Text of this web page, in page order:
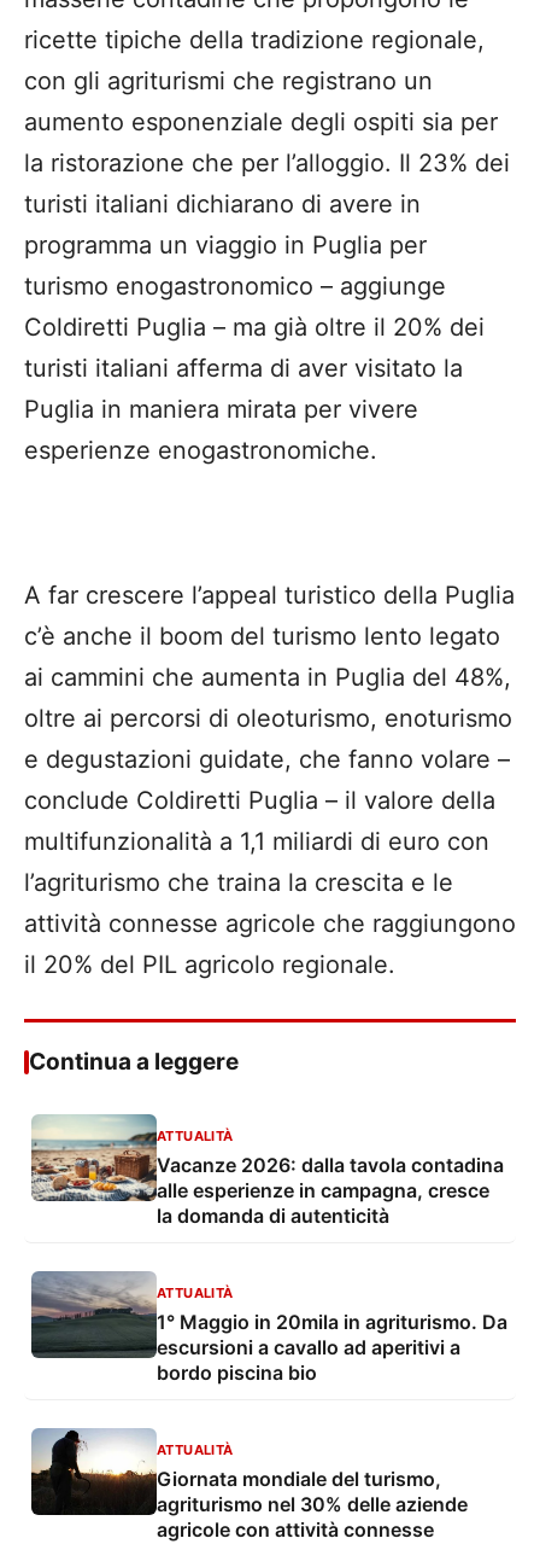
ricette tipiche della tradizione regionale,
con gli agriturismi che registrano un
aumento esponenziale degli ospiti sia per
la ristorazione che per l’alloggio. Il 23% dei
turisti italiani dichiarano di avere in
programma un viaggio in Puglia per
turismo enogastronomico – aggiunge
Coldiretti Puglia – ma già oltre il 20% dei
turisti italiani afferma di aver visitato la
Puglia in maniera mirata per vivere
esperienze enogastronomiche.
A far crescere l’appeal turistico della Puglia
c’è anche il boom del turismo lento legato
ai cammini che aumenta in Puglia del 48%,
oltre ai percorsi di oleoturismo, enoturismo
e degustazioni guidate, che fanno volare –
conclude Coldiretti Puglia – il valore della
multifunzionalità a 1,1 miliardi di euro con
l’agriturismo che traina la crescita e le
attività connesse agricole che raggiungono
il 20% del PIL agricolo regionale.
Continua a leggere
ATTUALITÀ
Vacanze 2026: dalla tavola contadina
alle esperienze in campagna, cresce
la domanda di autenticità
ATTUALITÀ
1° Maggio in 20mila in agriturismo. Da
escursioni a cavallo ad aperitivi a
bordo piscina bio
ATTUALITÀ
Giornata mondiale del turismo,
agriturismo nel 30% delle aziende
agricole con attività connesse